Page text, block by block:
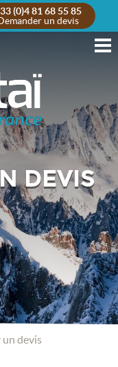
(0)4 81 68 55 85
un devis
un devis
DEVIS